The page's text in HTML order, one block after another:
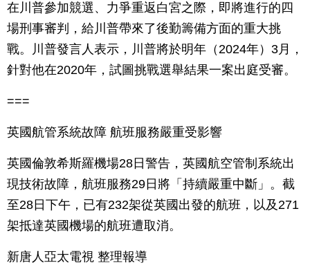
在川普參加競選、力爭重返白宮之際，即將進行的四
場刑事審判，給川普帶來了後勤籌備方面的重大挑
戰。川普發言人表示，川普將於明年（2024年）3月，
針對他在2020年，試圖挑戰選舉結果一案出庭受審。
===
英國航管系統故障 航班服務嚴重受影響
英國倫敦希斯羅機場28日警告，英國航空管制系統出
現技術故障，航班服務29日將「持續嚴重中斷」。截
至28日下午，已有232架從英國出發的航班，以及271
架抵達英國機場的航班遭取消。
新唐人亞太電視 整理報導